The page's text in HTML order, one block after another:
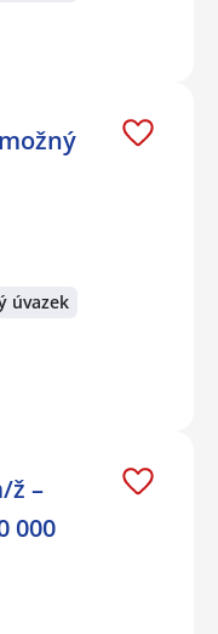
úvazek
ž –
000